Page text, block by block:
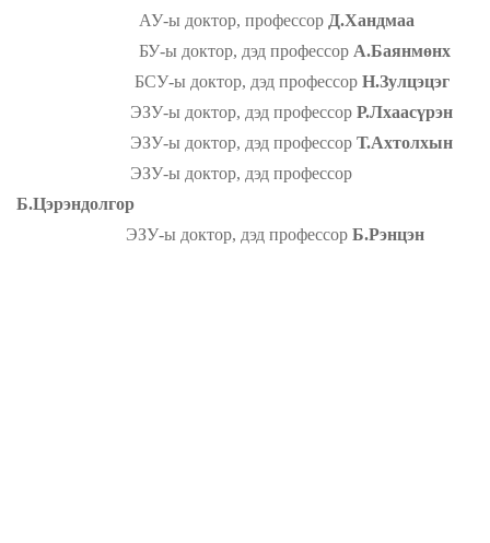
АУ-ы доктор, профессор Д.Хандмаа
БУ-ы доктор, дэд профессор А.Баянмөнх
БСУ-ы доктор, дэд профессор Н.Зулцэцэг
ЭЗУ-ы доктор, дэд профессор Р.Лхаасүрэн
ЭЗУ-ы доктор, дэд профессор Т.Ахтолхын
ЭЗУ-ы доктор, дэд профессор
Б.Цэрэндолгор
ЭЗУ-ы доктор, дэд профессор Б.Рэнцэн